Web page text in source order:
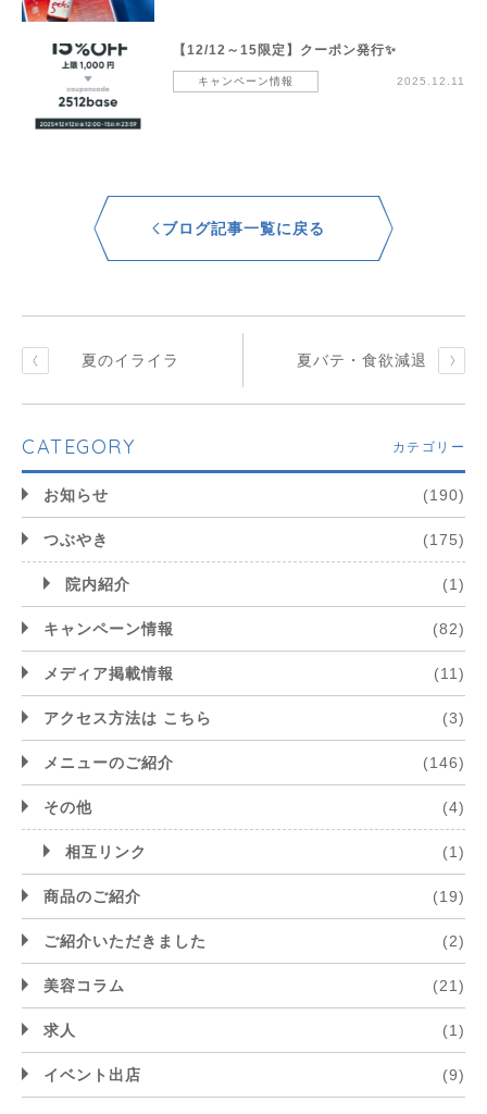
【12/12～15限定】クーポン発行✨
キャンペーン情報 2025.12.11
ブログ記事一覧に戻る
夏のイライラ 夏バテ・食欲減退
CATEGORY カテゴリー
お知らせ (190)
つぶやき (175)
院内紹介 (1)
キャンペーン情報 (82)
メディア掲載情報 (11)
アクセス方法は こちら (3)
メニューのご紹介 (146)
その他 (4)
相互リンク (1)
商品のご紹介 (19)
ご紹介いただきました (2)
美容コラム (21)
求人 (1)
イベント出店 (9)